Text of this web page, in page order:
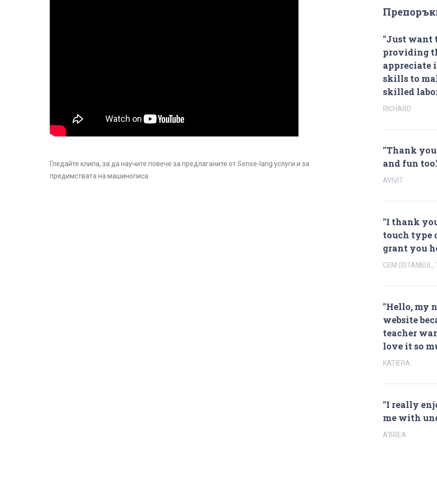
Гледайте клипа, за да научите повече за предлаганите от Sense-lang услуги и за
предимствата на машинописа
"Just want
providing
appreciate
skills to
skilled
RICHARD
"Thank
and fun
AVIVIT
"I thank
touch type
grant you
CEM (ISTANBUL,
"Hello, my
website
teacher
love it so
KATIERA
"I really
me with
A'BREA